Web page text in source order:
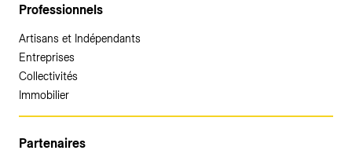
Professionnels
Artisans et Indépendants
Entreprises
Collectivités
Immobilier
Partenaires